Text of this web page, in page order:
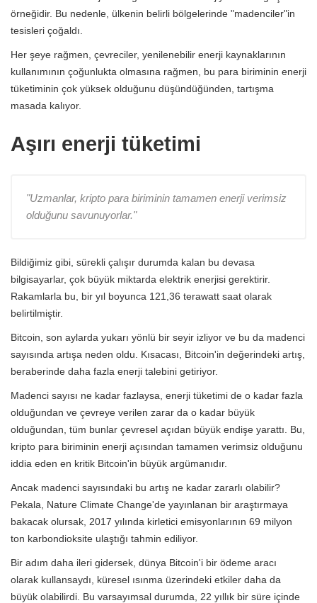
örneğidir. Bu nedenle, ülkenin belirli bölgelerinde "madenciler"in
tesisleri çoğaldı.
Her şeye rağmen, çevreciler, yenilenebilir enerji kaynaklarının
kullanımının çoğunlukta olmasına rağmen, bu para biriminin enerji
tüketiminin çok yüksek olduğunu düşündüğünden, tartışma
masada kalıyor.
Aşırı enerji tüketimi
"Uzmanlar, kripto para biriminin tamamen enerji verimsiz
olduğunu savunuyorlar."
Bildiğimiz gibi, sürekli çalışır durumda kalan bu devasa
bilgisayarlar, çok büyük miktarda elektrik enerjisi gerektirir.
Rakamlarla bu, bir yıl boyunca 121,36 terawatt saat olarak
belirtilmiştir.
Bitcoin, son aylarda yukarı yönlü bir seyir izliyor ve bu da madenci
sayısında artışa neden oldu. Kısacası, Bitcoin'in değerindeki artış,
beraberinde daha fazla enerji talebini getiriyor.
Madenci sayısı ne kadar fazlaysa, enerji tüketimi de o kadar fazla
olduğundan ve çevreye verilen zarar da o kadar büyük
olduğundan, tüm bunlar çevresel açıdan büyük endişe yarattı. Bu,
kripto para biriminin enerji açısından tamamen verimsiz olduğunu
iddia eden en kritik Bitcoin'in büyük argümanıdır.
Ancak madenci sayısındaki bu artış ne kadar zararlı olabilir?
Pekala, Nature Climate Change'de yayınlanan bir araştırmaya
bakacak olursak, 2017 yılında kirletici emisyonlarının 69 milyon
ton karbondioksite ulaştığı tahmin ediliyor.
Bir adım daha ileri gidersek, dünya Bitcoin'i bir ödeme aracı
olarak kullansaydı, küresel ısınma üzerindeki etkiler daha da
büyük olabilirdi. Bu varsayımsal durumda, 22 yıllık bir süre içinde